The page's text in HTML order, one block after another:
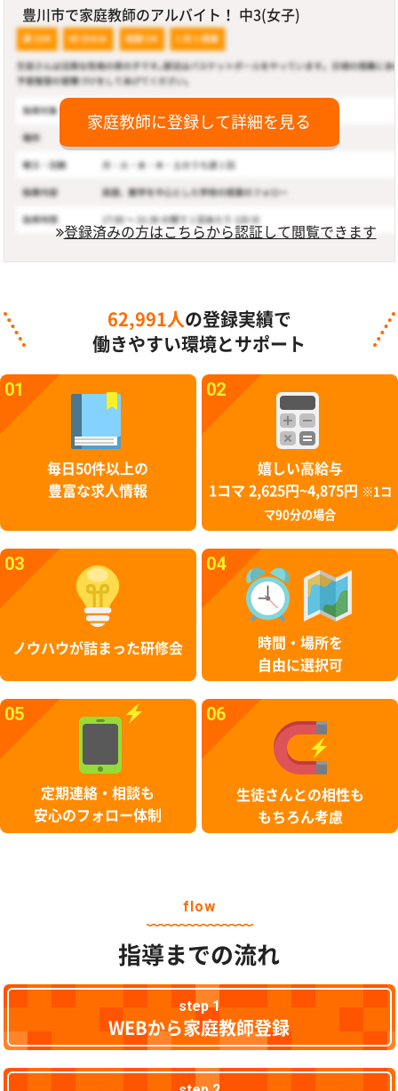
豊川市で家庭教師のアルバイト！ 中3(女子)
家庭教師に登録して詳細を見る
登録済みの方はこちらから認証して閲覧できます
62,991人 の登録実績で
働きやすい環境とサポート
01
毎日50件以上の
豊富な求人情報
02
嬉しい高給与
1コマ 2,625円~4,875円
※1コ
マ90分の場合
03
ノウハウが詰まった研修会
04
時間・場所を
自由に選択可
05
定期連絡・相談も
安心のフォロー体制
06
生徒さんとの相性も
もちろん考慮
flow
指導までの流れ
step 1
WEBから家庭教師登録